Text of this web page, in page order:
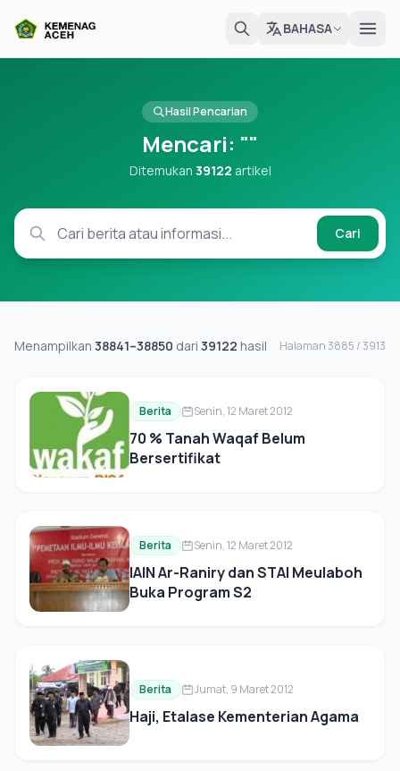
BAHASA
Hasil Pencarian
Mencari: ""
Ditemukan 39122 artikel
Cari
Menampilkan 38841–38850 dari 39122 hasil Halaman 3885 / 3913
Berita Senin, 12 Maret 2012
70 % Tanah Waqaf Belum
Bersertifikat
Berita Senin, 12 Maret 2012
IAIN Ar-Raniry dan STAI Meulaboh
Buka Program S2
Berita Jumat, 9 Maret 2012
Haji, Etalase Kementerian Agama